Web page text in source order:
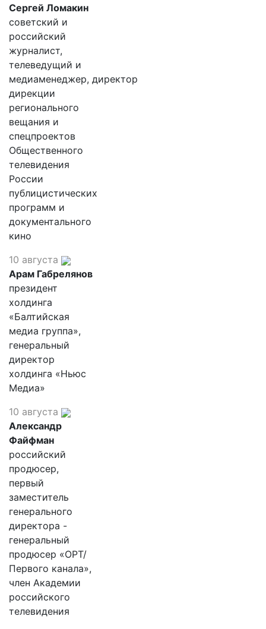
Сергей Ломакин
советский и
российский
журналист,
телеведущий и
медиаменеджер, директор
дирекции
регионального
вещания и
спецпроектов
Общественного
телевидения
России
публицистических
программ и
документального
кино
10 августа
Арам Габрелянов
президент
холдинга
«Балтийская
медиа группа»,
генеральный
директор
холдинга «Ньюс
Медиа»
10 августа
Александр
Файфман
российский
продюсер,
первый
заместитель
генерального
директора -
генеральный
продюсер «ОРТ/
Первого канала»,
член Академии
российского
телевидения